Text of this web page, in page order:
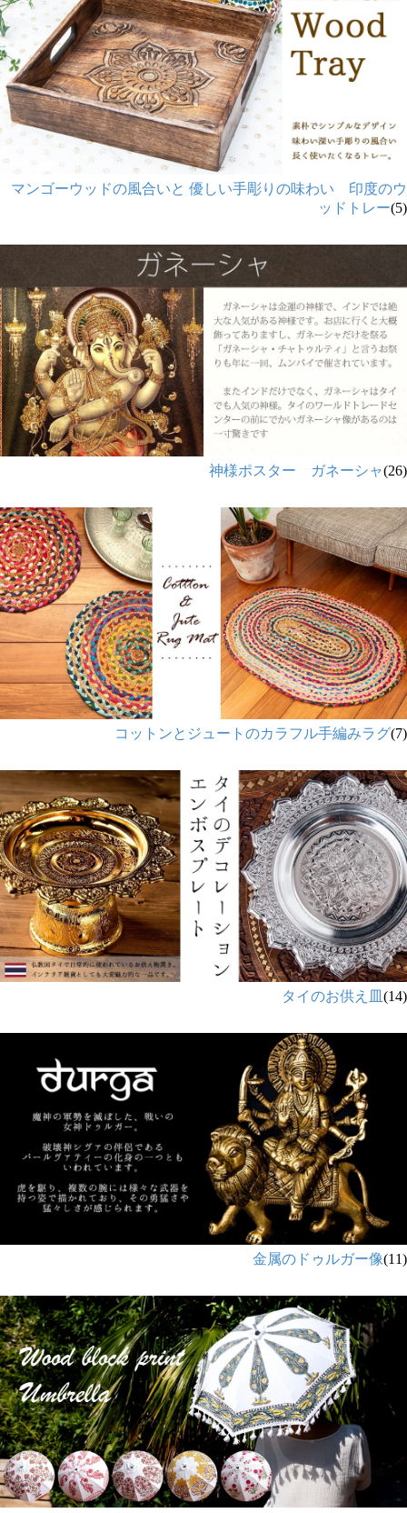
マンゴーウッドの風合いと 優しい手彫りの味わい 印度のウ
ッドトレー(5)
神様ポスター ガネーシャ(26)
コットンとジュートのカラフル手編みラグ(7)
タイのお供え皿 (14)
金属のドゥルガー像(11)